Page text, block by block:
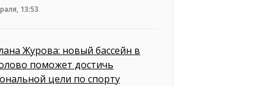
13:53
Журова: новый бассейн в
поможет достичь
цели по спорту